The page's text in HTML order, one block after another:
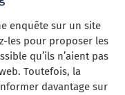
enquête sur un site
les pour proposer les
qu’ils n’aient pas
Toutefois, la
davantage sur